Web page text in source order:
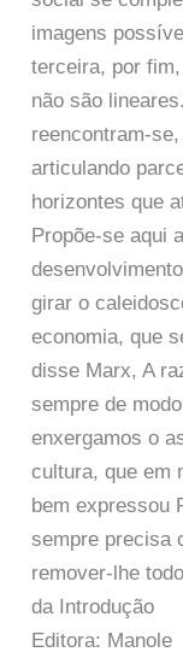
imagens
terceira, por
não são
reencontram-
articulando
horizontes que
Propõe-se aqui
girar o
economia, que
disse Marx, A
sempre de
enxergamos o
cultura, que em
bem expressou
sempre precisa
remover-lhe
da Introdução
Editora: Manole